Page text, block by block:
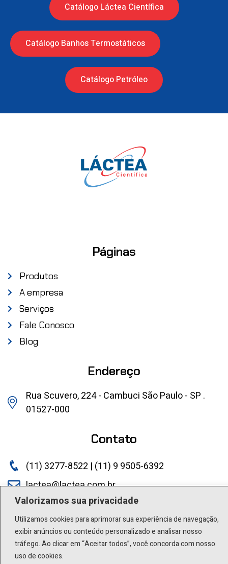
Valorizamos sua privacidade
Utilizamos cookies para aprimorar sua experiência de navegação,
exibir anúncios ou conteúdo personalizado e analisar nosso
tráfego. Ao clicar em “Aceitar todos”, você concorda com nosso
uso de cookies.
Catálogo Láctea Científica
Catálogo Banhos Termostáticos
Catálogo Petróleo
Páginas
Produtos
A empresa
Serviços
Fale Conosco
Blog
Endereço
Rua Scuvero, 224 - Cambuci São Paulo - SP .
01527-000
Contato
(11) 3277-8522 | (11) 9 9505-6392
lactea@lactea.com.br
Social